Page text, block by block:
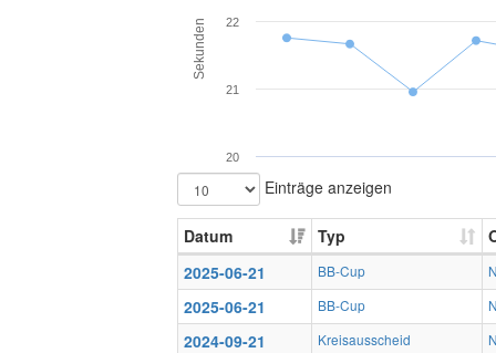
Sekunden
20
21
22
Einträge anzeigen
Datum Typ
2025-06-21
BB-Cup
2025-06-21 BB-Cup
2024-09-21 Kreisausscheid